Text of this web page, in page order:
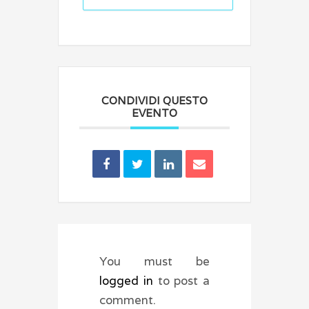
CONDIVIDI QUESTO
EVENTO
You must be
logged in to post a
comment.